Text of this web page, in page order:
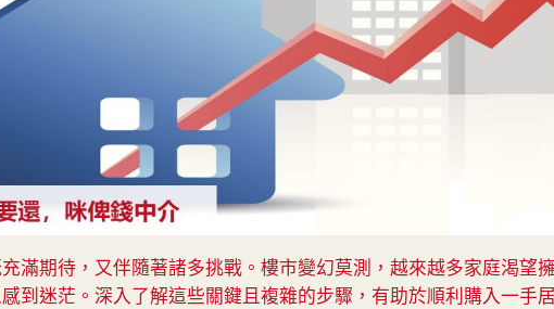
滿期待，又伴隨著諸多挑戰。樓市變幻莫測，越來越多家庭渴望
到迷茫。深入了解這些關鍵且複雜的步驟，有助於順利購入一手